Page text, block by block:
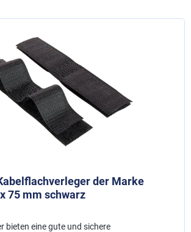
der Marke
75 mm schwarz
bieten eine gute und sichere